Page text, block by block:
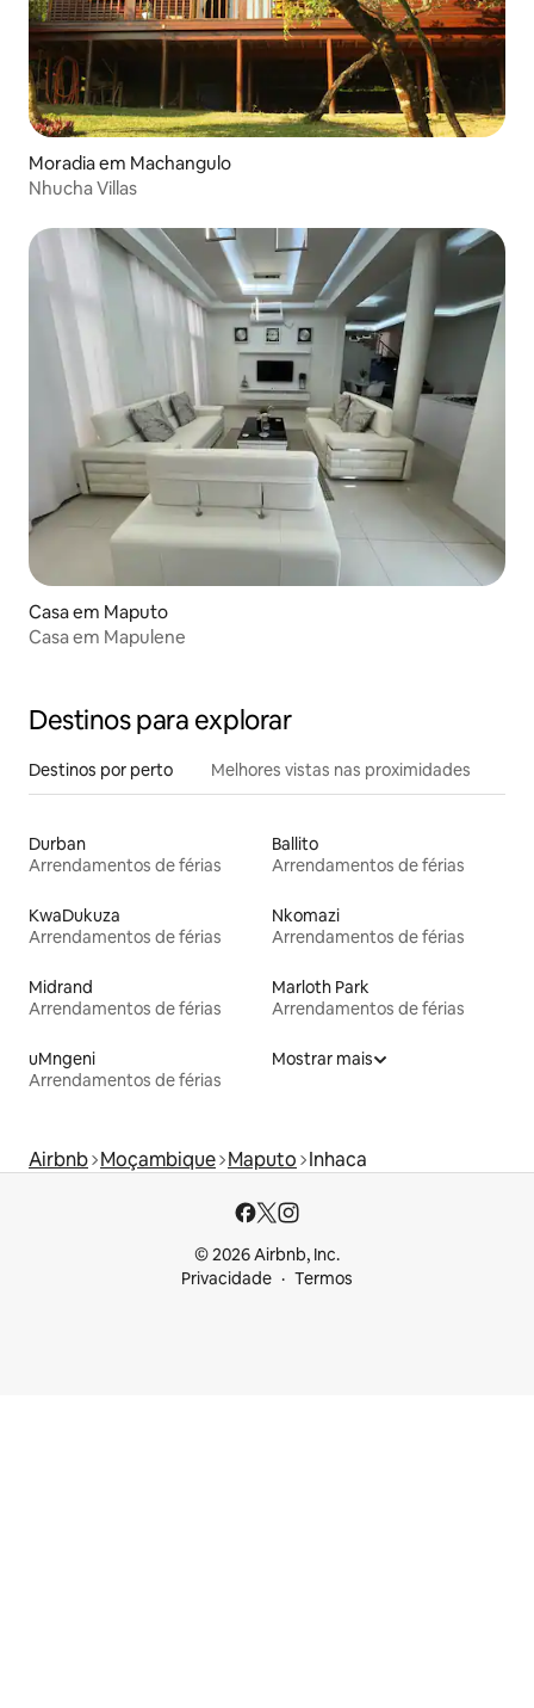
Moradia em Machangulo
Nhucha Villas
Casa em Maputo
Casa em Mapulene
Destinos para explorar
Destinos por perto Melhores vistas nas proximidades
Durban
Arrendamentos de férias
Ballito
Arrendamentos de férias
KwaDukuza
Arrendamentos de férias
Nkomazi
Arrendamentos de férias
Midrand
Arrendamentos de férias
Marloth Park
Arrendamentos de férias
uMngeni
Arrendamentos de férias
Mostrar mais
Airbnb Moçambique Maputo Inhaca
© 2026 Airbnb, Inc.
Privacidade
Termos